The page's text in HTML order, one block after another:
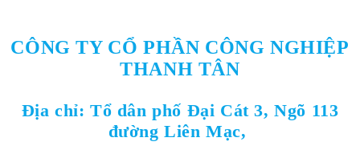
CÔNG TY CỔ PHẦN CÔNG NGHIỆP
THANH TÂN
Địa chỉ: Tổ dân phố Đại Cát 3, Ngõ 113
đường Liên Mạc,